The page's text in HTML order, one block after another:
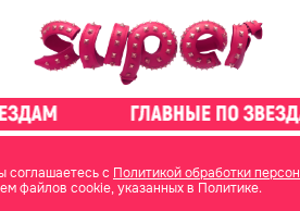
соглашаетесь с Политикой обработки
файлов cookie, указанных в Политике.
о звездах новости